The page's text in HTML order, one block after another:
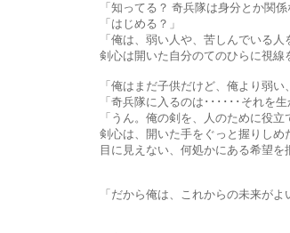
「知ってる？ 奇兵隊は身分とか関係なしに
「はじめる？」
「俺は、弱い人や、苦しんでいる人を助
剣心は開いた自分のてのひらに視線を落
「俺はまだ子供だけど、俺より弱い、苦しんで
「奇兵隊に入るのは･･････それを生かす
「うん。俺の剣を、人のために役立て
剣心は、開いた手をぐっと握りしめた
目に見えない、何処かにある希望を掴む
「だから俺は、これからの未来がよい方向に